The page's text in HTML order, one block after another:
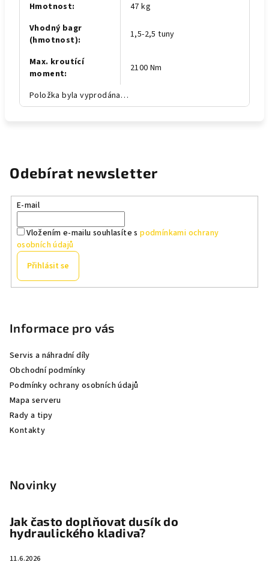
Hmotnost:
47 kg
Vhodný bagr
(hmotnost): 1,5-2,5 tuny
Max. kroutící
moment: 2100 Nm
Položka byla vyprodána…
Odebírat newsletter
E-mail
Vložením e-mailu souhlasíte spodmínkami ochrany
osobních údajů
Přihlásit se
Informace pro vás
Servis a náhradní díly
Obchodní podmínky
Podmínky ochrany osobních údajů
Mapa serveru
Rady a tipy
Kontakty
Novinky
Jak často doplňovat dusík do
hydraulického kladiva?
11.6.2026